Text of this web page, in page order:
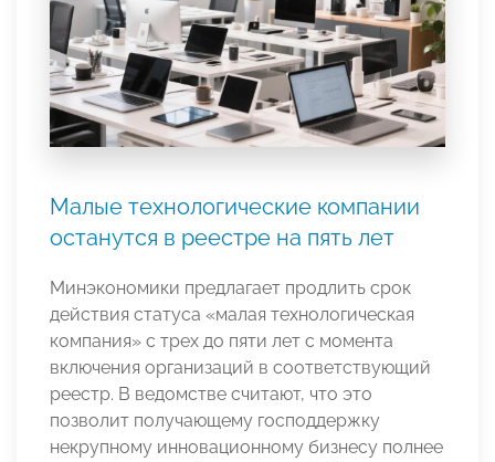
Малые технологические компании
останутся в реестре на пять лет
Минэкономики предлагает продлить срок
действия статуса «малая технологическая
компания» с трех до пяти лет с момента
включения организаций в соответствующий
реестр. В ведомстве считают, что это
позволит получающему господдержку
некрупному инновационному бизнесу полнее